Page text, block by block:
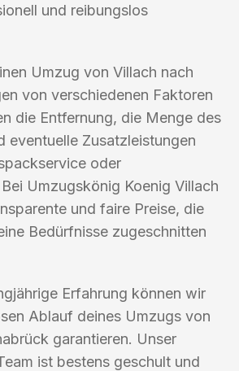
und reibungslos
Umzug von Villach nach
von verschiedenen Faktoren
die Entfernung, die Menge des
eventuelle Zusatzleistungen
oder
Umzugskönig Koenig Villach
und faire Preise, die
Bedürfnisse zugeschnitten
Erfahrung können wir
Ablauf deines Umzugs von
garantieren. Unser
ist bestens geschult und